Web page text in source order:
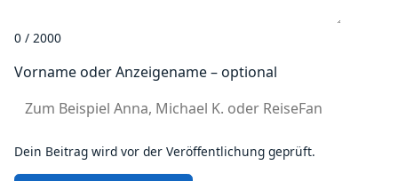
0 / 2000
Vorname oder Anzeigename – optional
Dein Beitrag wird vor der Veröffentlichung geprüft.